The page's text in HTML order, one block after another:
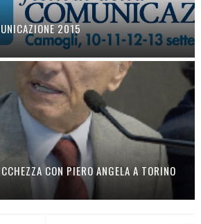
2015
CON PIERO ANGELA A TORINO